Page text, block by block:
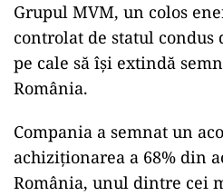
Grupul MVM, un colos
controlat de statul condus
pe cale să își extindă
România.
Compania a semnat un
achiziționarea a 68% din
România, unul dintre cei